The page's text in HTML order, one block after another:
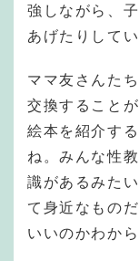
強しながら、
あげたりしてい
ママ友さんた
交換すること
絵本を紹介す
ね。みんな性
識があるみた
て身近なもの
いいのかわか